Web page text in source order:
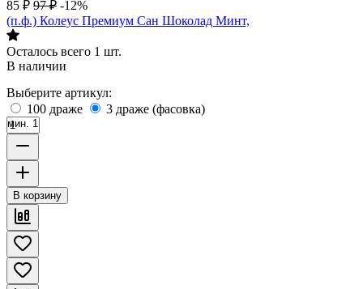
85 ₽ 97 ₽ -12%
(п.ф.) Колеус Премиум Сан Шоколад Минт,
Осталось всего 1 шт.
В наличии
Выберите артикул:
100 драже
3 драже (фасовка)
мин. 1
В корзину